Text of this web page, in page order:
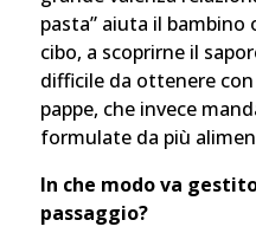
pasta” aiuta il bambino
cibo, a scoprirne il
difficile da ottenere
pappe, che invece
formulate da più
In che modo va
passaggio?